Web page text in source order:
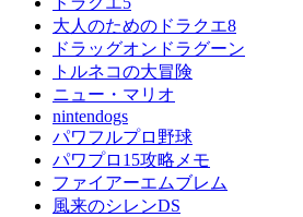
大人のためのドラクエ8
ドラッグオンドラグーン
トルネコの大冒険
ニュー・マリオ
nintendogs
パワフルプロ野球
パワプロ15攻略メモ
ファイアーエムブレム
風来のシレンDS